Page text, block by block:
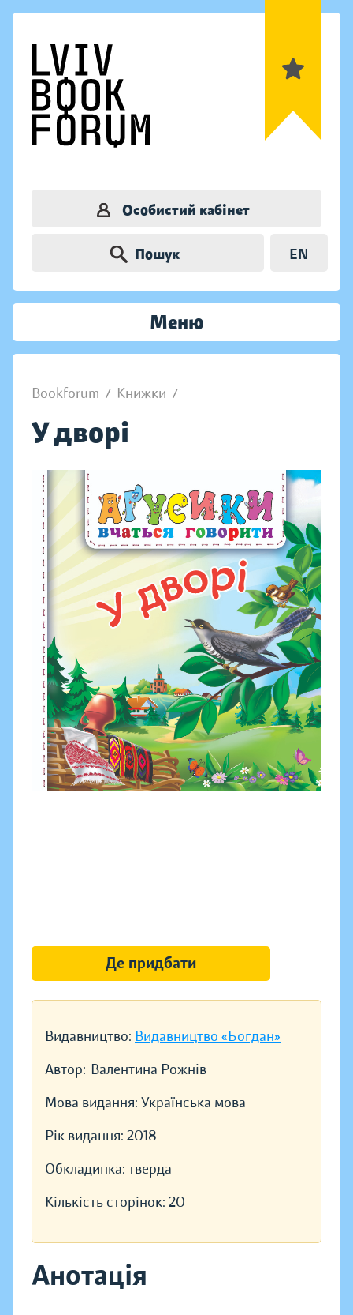
Особистий кабінет
Пошук EN
Меню
Bookforum / Книжки /
У дворі
Видавництво: Видавництво «Богдан»
Автор: Валентина Рожнів
Мова видання: Українська мова
Рік видання: 2018
Обкладинка: тверда
Кількість сторінок: 20
Анотація
Де придбати